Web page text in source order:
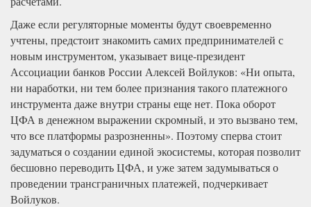
Даже если регуляторные моменты будут своевременно
учтены, предстоит знакомить самих предпринимателей с
новым инструментом, указывает вице-президент
Ассоциации банков России Алексей Войлуков: «Ни опыта,
ни наработки, ни тем более признания такого платежного
инструмента даже внутри страны еще нет. Пока оборот
ЦФА в денежном выражении скромный, и это вызвано тем,
что все платформы разрозненны». Поэтому сперва стоит
задуматься о создании единой экосистемы, которая позволит
бесшовно переводить ЦФА, и уже затем задумываться о
проведении трансграничных платежей, подчеркивает
Войлуков.